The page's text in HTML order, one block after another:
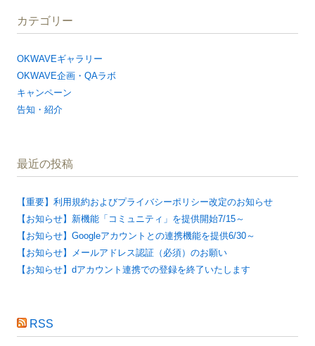
カテゴリー
OKWAVEギャラリー
OKWAVE企画・QAラボ
キャンペーン
告知・紹介
最近の投稿
【重要】利用規約およびプライバシーポリシー改定のお知らせ
【お知らせ】新機能「コミュニティ」を提供開始7/15～
【お知らせ】Googleアカウントとの連携機能を提供6/30～
【お知らせ】メールアドレス認証（必須）のお願い
【お知らせ】dアカウント連携での登録を終了いたします
RSS